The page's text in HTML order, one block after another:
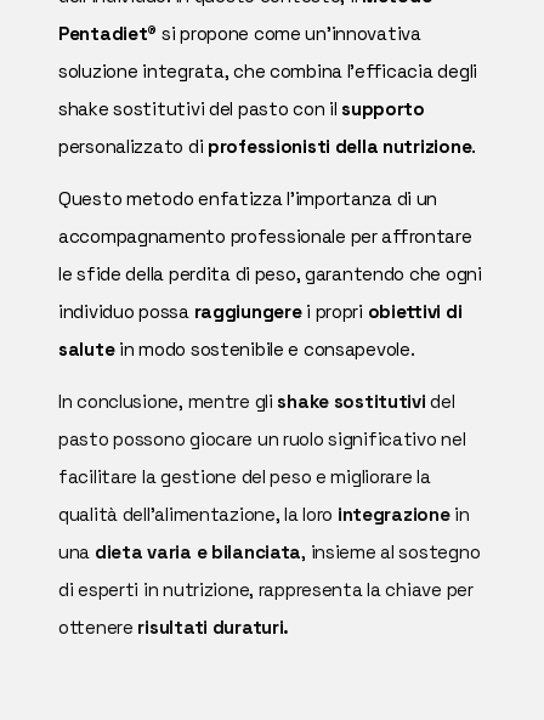
Pentadiet® si propone come un'innovativa
soluzione integrata, che combina l'efficacia degli
shake sostitutivi del pasto con ilsupporto
personalizzato di professionisti della nutrizione.
Questo metodo enfatizza l'importanza di un
accompagnamento professionale per affrontare
le sfide della perdita di peso, garantendo che ogni
individuo possa raggiungerei propri obiettivi di
salutein modo sostenibile e consapevole.
In conclusione, mentre gli shake sostitutividel
pasto possono giocare un ruolo significativo nel
facilitare la gestione del peso e migliorare la
qualità dell'alimentazione, la loro integrazionein
una dieta varia e bilanciata, insieme al sostegno
di esperti in nutrizione, rappresenta la chiave per
ottenere risultati duraturi.